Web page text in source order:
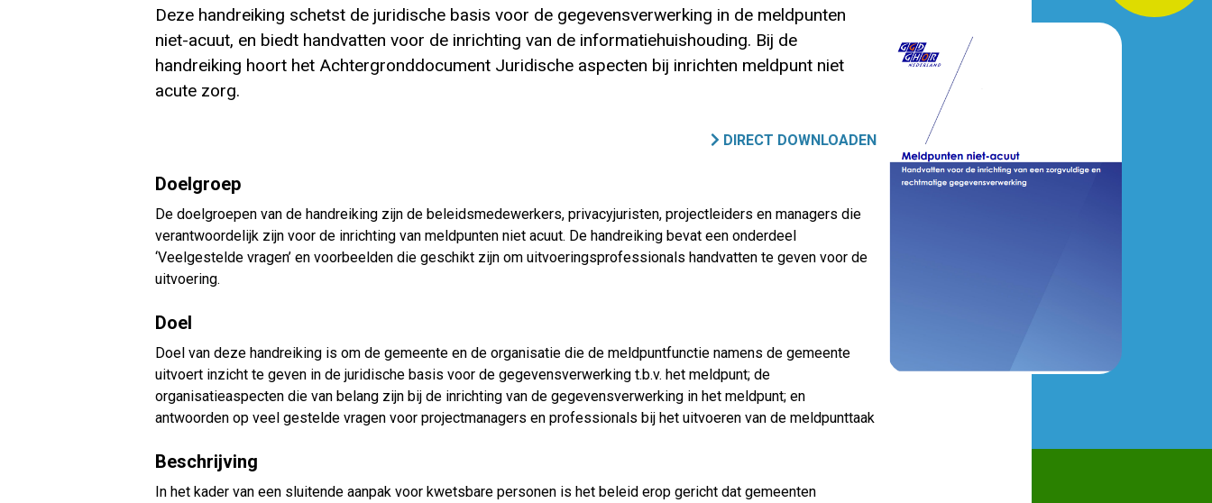
Deze handreiking schetst de juridische basis voor de gegevensverwerking in de meldpunten
niet-acuut, en biedt handvatten voor de inrichting van de informatiehuishouding. Bij de
handreiking hoort het Achtergronddocument Juridische aspecten bij inrichten meldpunt niet
acute zorg.
DIRECT DOWNLOADEN
Doelgroep
De doelgroepen van de handreiking zijn de beleidsmedewerkers, privacyjuristen, projectleiders en managers die
verantwoordelijk zijn voor de inrichting van meldpunten niet acuut. De handreiking bevat een onderdeel
‘Veelgestelde vragen’ en voorbeelden die geschikt zijn om uitvoeringsprofessionals handvatten te geven voor de
uitvoering.
Doel
Doel van deze handreiking is om de gemeente en de organisatie die de meldpuntfunctie namens de gemeente
uitvoert inzicht te geven in de juridische basis voor de gegevensverwerking t.b.v. het meldpunt; de
organisatieaspecten die van belang zijn bij de inrichting van de gegevensverwerking in het meldpunt; en
antwoorden op veel gestelde vragen voor projectmanagers en professionals bij het uitvoeren van de meldpunttaak
Beschrijving
In het kader van een sluitende aanpak voor kwetsbare personen is het beleid erop gericht dat gemeenten